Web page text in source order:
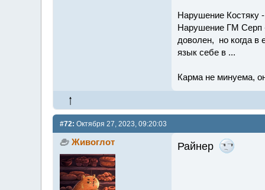
Нарушение Костяку
Нарушение ГМ Серп -
доволен, но когда в
язык себе в ...
Карма не минуема,
#72: Октября 27, 2023, 09:20:03
Живоглот Райнер